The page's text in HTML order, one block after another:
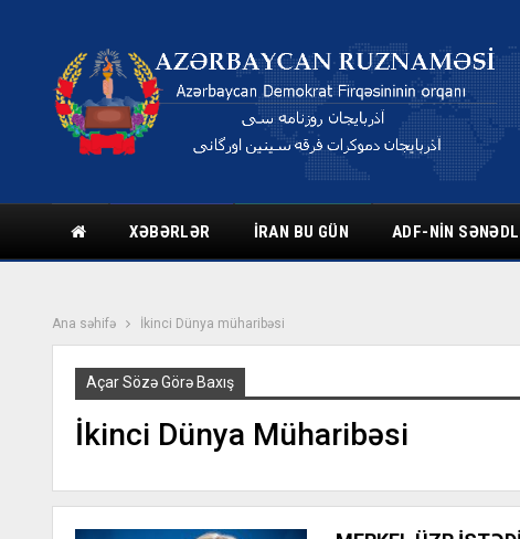
XƏBƏRLƏR İRAN BU GÜN ADF-NIN
Ana səhifə İkinci Dünya müharibəsi
Açar Sözə Görə Baxış
İkinci Dünya Müharibəsi